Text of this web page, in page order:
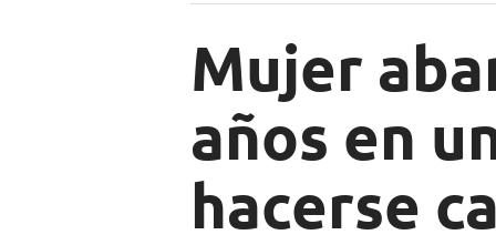
Mujer
años en
hacerse